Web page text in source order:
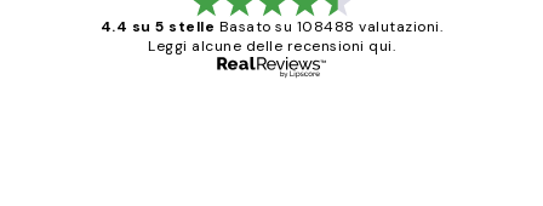
4.4 su 5 stelle Basato su 108488 valutazioni.
Leggi alcune delle recensioni qui.